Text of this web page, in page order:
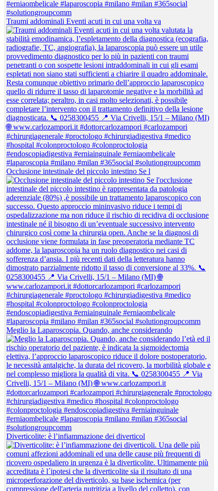
Traumi addominali Eventi acuti in cui una volta va
Occlusione intestinale del piccolo intestino Se l
Meglio la Laparoscopia. Quando, anche considerando
Diverticolite: è l’infiammazione dei diverticol